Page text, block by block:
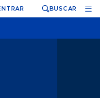
BUSCAR